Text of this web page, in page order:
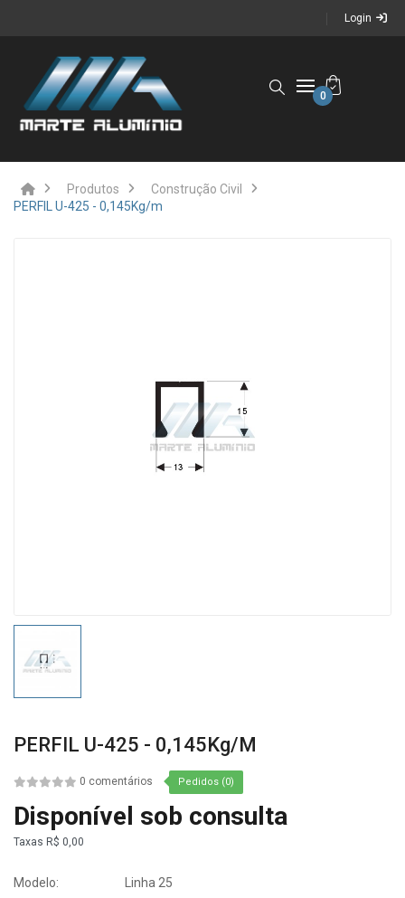
Login
0
Produtos
Construção Civil
PERFIL U-425 - 0,145Kg/m
PERFIL U-425 - 0,145Kg/m
0 comentários Pedidos (0)
Disponível sob consulta
Taxas R$ 0,00
Modelo:
Linha 25